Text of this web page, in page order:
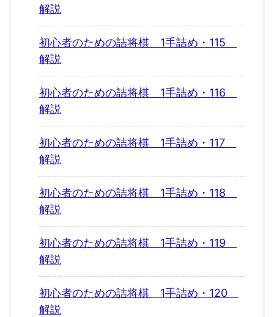
解説
初心者のための詰将棋 1手詰め・115
解説
初心者のための詰将棋 1手詰め・116
解説
初心者のための詰将棋 1手詰め・117
解説
初心者のための詰将棋 1手詰め・118
解説
初心者のための詰将棋 1手詰め・119
解説
初心者のための詰将棋 1手詰め・120
解説